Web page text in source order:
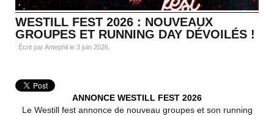
WESTILL FEST 2026 : NOUVEAUX
GROUPES ET RUNNING DAY DÉVOILÉS !
Écrit par Antephil le 3 juin 2026
ANNONCE WESTILL FEST 2026
Le Westill fest annonce de nouveau groupes et son running